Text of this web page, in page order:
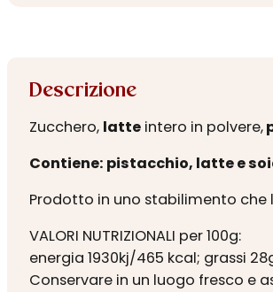
Descrizione
Zucchero, latteintero in polvere,
Contiene: pistacchio, latte e
Prodotto in uno stabilimento che
VALORI NUTRIZIONALI per 100g:
energia 1930kj/465 kcal; grassi
Conservare in un luogo fresco e